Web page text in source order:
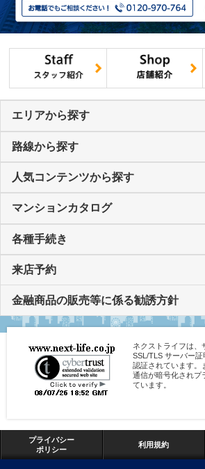
エリアから探す
路線から探す
人気コンテンツから探す
マンションカタログ
各種手続き
来店予約
金融商品の販売等に係る勧誘方針
ネクストライフは、
SSL/TLS サーバー
認証されています。
通信が暗号化されプ
ています。
プライバシー
ポリシー
利用規約